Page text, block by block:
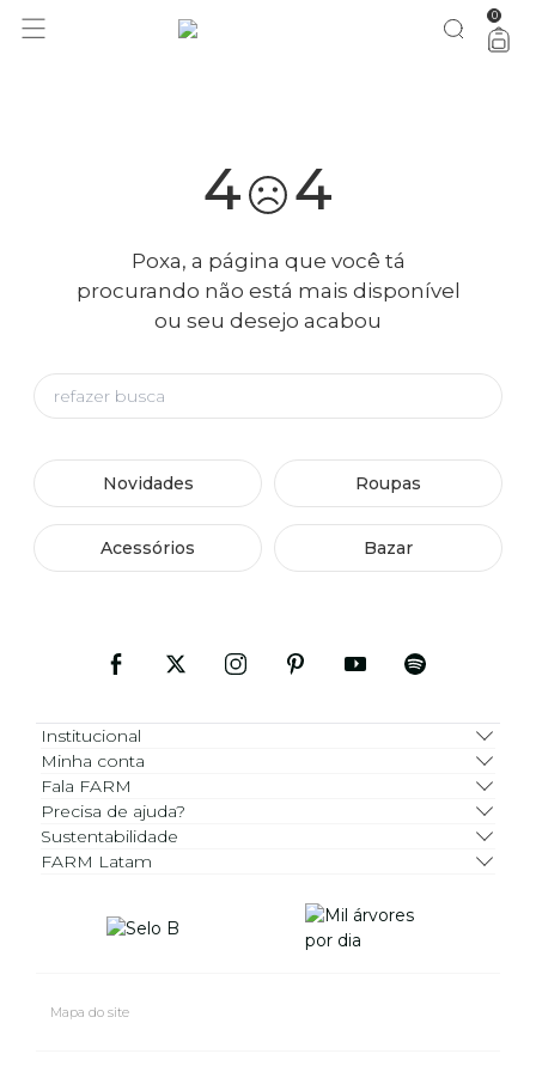
você merece 30% OFF pra comemorar com a gente aproveita! 0
4 4
Poxa, a página que você tá
procurando não está mais disponível
ou seu desejo acabou
Novidades Roupas
Acessórios Bazar
Institucional
Minha conta
Fala FARM
Precisa de ajuda?
Sustentabilidade
FARM Latam
Mapa do site